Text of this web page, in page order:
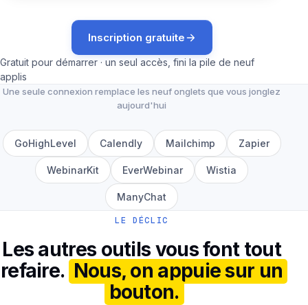
Inscription gratuite
Gratuit pour démarrer · un seul accès, fini la pile de neuf
applis
Une seule connexion remplace les neuf onglets que vous jonglez
aujourd'hui
GoHighLevel Calendly Mailchimp Zapier
WebinarKit EverWebinar Wistia
ManyChat
LE DÉCLIC
Les autres outils vous font tout
refaire. Nous, on appuie sur un
bouton.